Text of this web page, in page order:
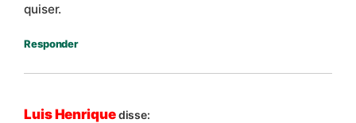
quiser.
Responder
Luis Henriquedisse: